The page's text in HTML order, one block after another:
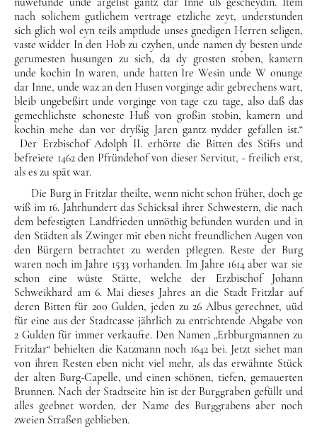
nach solichem gutlichem vertrage etzliche zeyt, under­stunden
sich glich wol eyn teils amptlude unses gnedigen Her­ren seligen,
vaste widder In den Hob zu czyhen, unde namen dy besten unde
gerumesten husungen zu sich, da dy grosten sto­ben, kamern
unde kochin In waren, unde hatten Ire Wesin unde W onunge
dar Inne, unde waz an den Husen vorginge adir gebre­chens wart,
bleib ungebeßirt unde vorginge von tage czu tage, also daß das
gemechlichste schoneste Huß von großin stobin, kamern und
kochin mehe dan vor dryßig Jaren gantz nydder ge­fallen ist.“
Der Erzbischof Adolph II. erhörte die Bitten des Stifts und
befreiete 1462 den Pfründehof von dieser Servitut, - freilich erst,
als es zu spät war.
Die Burg in Fritzlar theilte, wenn nicht schon früher, doch ge
wiß im 16. Jahrhundert das Schicksal ihrer Schwestern, die nach
dem befe­stigten Landfrieden unnöthig befunden wurden und in
den Städten als Zwinger mit eben nicht freundlichen Au­gen von
den Bürgern betrachtet zu werden pflegten. Reste der Burg
waren noch im Jahre 1533 vorhanden. Im Jahre 1614 aber war sie
schon eine wüste Stätte, welche der Erzbischof Johann
Schweikhard am 6. Mai dieses Jahres an die Stadt Fritzlar auf
deren Bitten für 200 Gulden, jeden zu 26 Albus gerechnet, uüd
für eine aus der Stadtcasse jährlich zu entrichtende Abgabe von
2 Gulden für immer verkaufte. Den Namen „Erbburg­mannen zu
Fritzlar“ behielten die Katzmann noch 1642 bei. Jetzt siehet man
von ihren Resten eben nicht viel mehr, als das erwähnte Stück
der alten Burg-Capelle, und einen schönen, tie­fen, gemauerten
Brunnen. Nach der Stadtseite hin ist der Burg­graben gefüllt und
alles geebnet worden, der Name des Burg­grabens aber noch
zweien Straßen geblieben.